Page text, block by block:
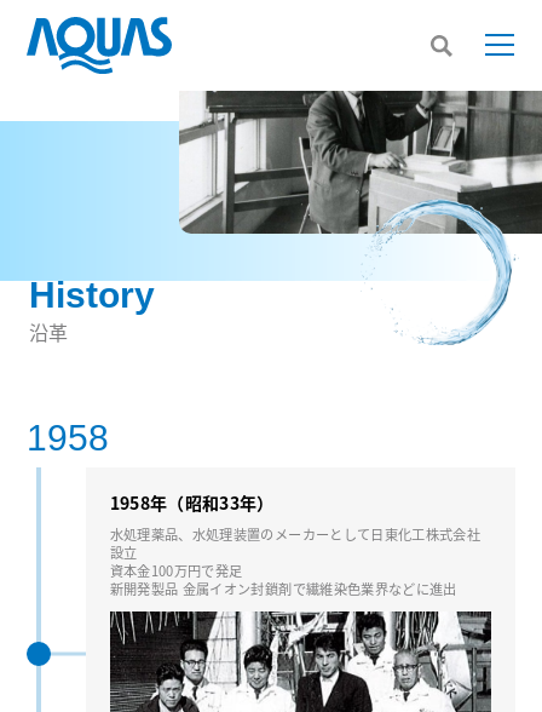
History
沿革
1958
1958年（昭和33年）
⽔処理薬品、⽔処理装置のメーカーとして⽇東化⼯株式会社
設⽴
資本⾦100万円で発⾜
新開発製品 ⾦属イオン封鎖剤で繊維染⾊業界などに進出